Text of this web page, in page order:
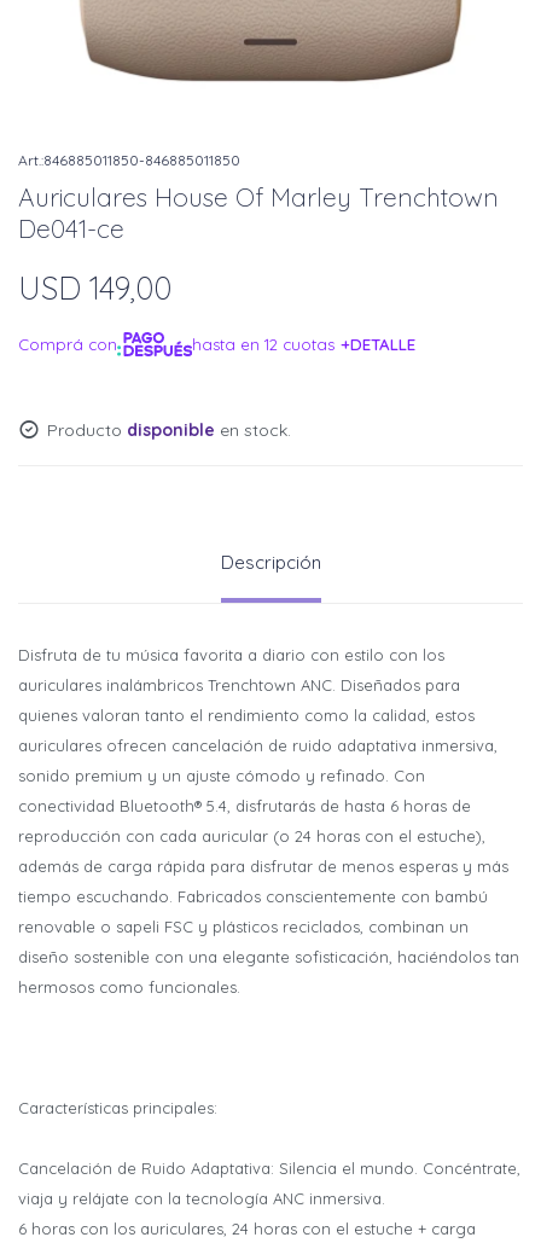
846885011850-846885011850
Auriculares House Of Marley Trenchtown
De041-ce
USD 149,00
Comprá con hasta en 12 cuotas +DETALLE
Producto disponible en stock.
Descripción
Disfruta de tu música favorita a diario con estilo con los
auriculares inalámbricos Trenchtown ANC. Diseñados para
quienes valoran tanto el rendimiento como la calidad, estos
auriculares ofrecen cancelación de ruido adaptativa inmersiva,
sonido premium y un ajuste cómodo y refinado. Con
conectividad Bluetooth® 5.4, disfrutarás de hasta 6 horas de
reproducción con cada auricular (o 24 horas con el estuche),
además de carga rápida para disfrutar de menos esperas y más
tiempo escuchando. Fabricados conscientemente con bambú
renovable o sapeli FSC y plásticos reciclados, combinan un
diseño sostenible con una elegante sofisticación, haciéndolos tan
hermosos como funcionales.
Características principales:
Cancelación de Ruido Adaptativa: Silencia el mundo. Concéntrate,
viaja y relájate con la tecnología ANC inmersiva.
6 horas con los auriculares, 24 horas con el estuche + carga
comprar!
Comprá en 3 cuotas sin recargo o hasta en 12
cuotas * ¡Solo con tu cédula!
comprar!
Comprá en 3 cuotas sin recargo o hasta en 12
cuotas * ¡Solo con tu cédula!